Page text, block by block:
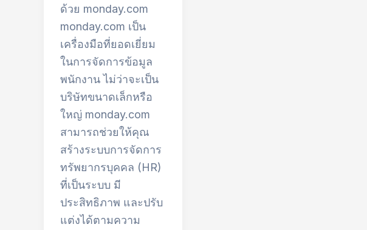
ด้วย monday.com
monday.com เป็น
เครื่องมือที่ยอดเยี่ยม
ในการจัดการข้อมูล
พนักงาน ไม่ว่าจะเป็น
บริษัทขนาดเล็กหรือ
ใหญ่ monday.com
สามารถช่วยให้คุณ
สร้างระบบการจัดการ
ทรัพยากรบุคคล (HR)
ที่เป็นระบบ มี
ประสิทธิภาพ และปรับ
แต่งได้ตามความ